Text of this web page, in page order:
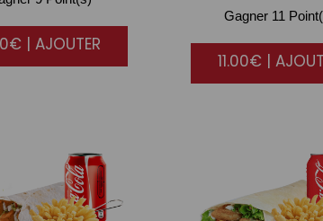
| AJOUTER
Gagner 11
11.00€ |